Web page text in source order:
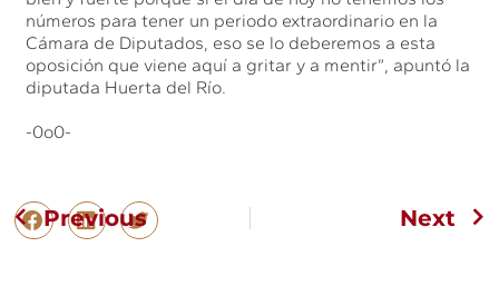
números para tener un periodo extraordinario en la
Cámara de Diputados, eso se lo deberemos a esta
oposición que viene aquí a gritar y a mentir”, apuntó la
diputada Huerta del Río.
-0o0-
Previous Next